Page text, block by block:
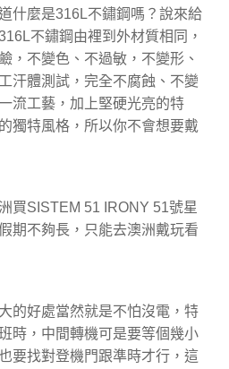
什麼是316L不鏽鋼嗎？說來給
不鏽鋼由裡到外材質相同，
，不變色、不過敏，不變形、
汗體測試，完全不腐蝕、不變
流工藝，加上堅硬光亮的特
獨特風格，所以你不會想要戴
買SISTEM 51 IRONY 51號星
期不夠長，只能去澳洲戴玩看
的好處當然就是不怕沒電，特
時，中間轉機可是要等個幾小
要找對登機門跟準時才行，這